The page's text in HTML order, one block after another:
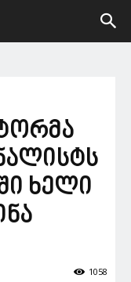
ხელი
1058